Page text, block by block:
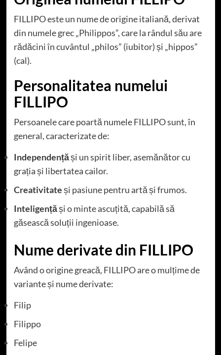
FILLIPO este un nume de origine italiană, derivat
din numele grec „Philippos”, care la rândul său are
rădăcini în cuvântul „philos” (iubitor) și „hippos”
(cal).
Personalitatea numelui
FILLIPO
Persoanele care poartă numele FILLIPO sunt, în
general, caracterizate de:
Independențăși un spirit liber, asemănător cu
grația și libertatea cailor.
Creativitateși pasiune pentru artă și frumos.
Inteligențăși o minte ascuțită, capabilă să
găsească soluții ingenioase.
Nume derivate din FILLIPO
Având o origine greacă, FILLIPO are o mulțime de
variante și nume derivate:
Filip
Filippo
Felipe